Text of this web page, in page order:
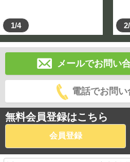
1/4
メールでお問い
電話でお問
無料会員登録はこちら
会員登録